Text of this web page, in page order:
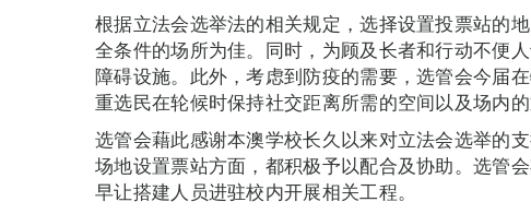
根据立法会选举法的相关规定，选择设置投票站的
全条件的场所为佳。同时，为顾及长者和行动不便
障碍设施。此外，考虑到防疫的需要，选管会今届
重选民在轮候时保持社交距离所需的空间以及场内的
选管会藉此感谢本澳学校长久以来对立法会选举的
场地设置票站方面，都积极予以配合及协助。选管
早让搭建人员进驻校内开展相关工程。